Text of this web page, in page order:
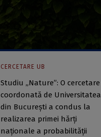
CERCETARE UB
Studiu „Nature”: O cercetare
coordonată de Universitatea
din București a condus la
realizarea primei hărți
naționale a probabilității